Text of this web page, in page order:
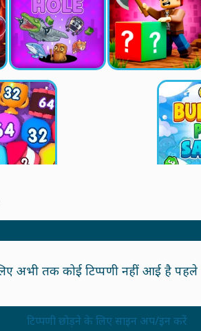
अभी तक कोई टिप्पणी नहीं आई है पहले
टिप्पणी छोड़ने के लिए साइन अप/इन करें